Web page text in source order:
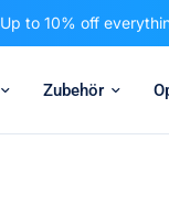
Up to 10% off
Zubehör